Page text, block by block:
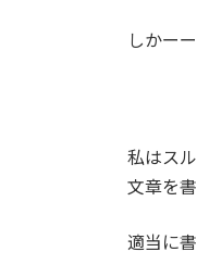
しかー
私はス
文章を
適当に